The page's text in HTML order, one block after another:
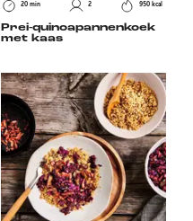
20 min 2 950 kcal
Prei-quinoapannenkoek
met kaas